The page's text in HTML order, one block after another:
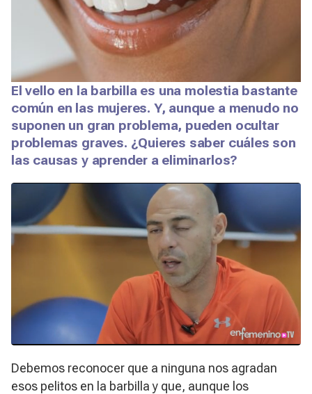
El vello en la barbilla es una molestia bastante
común en las mujeres. Y, aunque a menudo no
suponen un gran problema, pueden ocultar
problemas graves. ¿Quieres saber cuáles son
las causas y aprender a eliminarlos?
Debemos reconocer que a ninguna nos agradan
esos pelitos en la barbilla y que, aunque los